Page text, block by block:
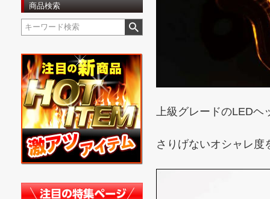
商品検索
上級グレードのLEDヘ
さりげないオシャレ度